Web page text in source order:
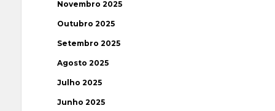
Novembro 2025
Outubro 2025
Setembro 2025
Agosto 2025
Julho 2025
Junho 2025